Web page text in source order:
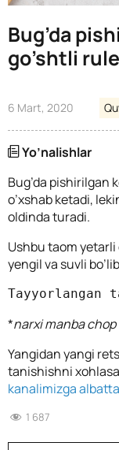
Bug’da
go’shtli
6 Mart, 2020
Yo’nalishlar
Bug’da pishirilgan
o’xshab ketadi,
oldinda turadi.
Ushbu taom yetarli
yengil va suvli
Tayyorlangan
*narxi manba
Yangidan yangi
tanishishni
kanalimizga albatta
1 687